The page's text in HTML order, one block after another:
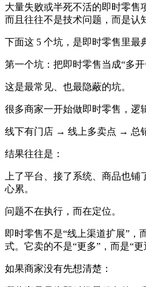
大量失败或半死不活的即时零售
而且往往不是技术问题，而是认
下面这 5 个坑，是即时零售里最
第一个坑：把即时零售当成“多
这是最常见、也最隐蔽的坑。
很多商家一开始做即时零售，逻
线下有门店 → 线上多卖点 → 总
结果往往是：
上了平台、接了系统、商品也
心累。
问题不在执行，而在定位。
即时零售不是“线上渠道扩展”，
式。它卖的不是“更多”，而是“更
如果商家没有先想清楚：